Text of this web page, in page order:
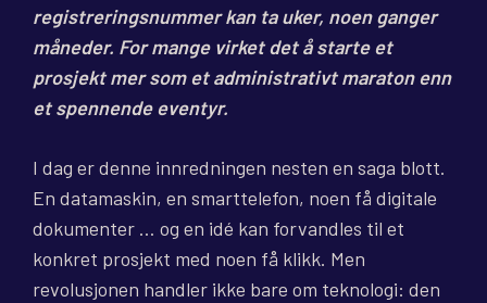
registreringsnummer kan ta uker, noen ganger
måneder. For mange virket det å starte et
prosjekt mer som et administrativt maraton enn
et spennende eventyr.
I dag er denne innredningen nesten en saga blott.
En datamaskin, en smarttelefon, noen få digitale
dokumenter … og en idé kan forvandles til et
konkret prosjekt med noen få klikk. Men
revolusjonen handler ikke bare om teknologi: den